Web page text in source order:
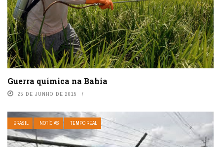
Guerra química na Bahia
25 DE JUNHO DE 2015
BRASIL NOTÍCIAS TEMPO REAL